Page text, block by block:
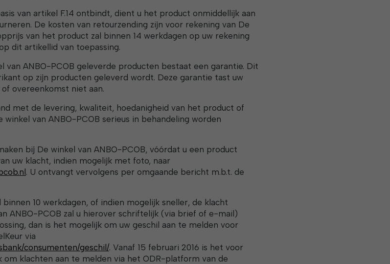
van artikel F.14 ontbindt, dient u het product onmiddellijk aan
De kosten van retourzending zijn voor rekening van De
van het product zal binnen 14 werkdagen op uw rekening
dit artikellid van toepassing.
van ANBO-PCOB geleverde producten bestaat een garantie. Dit
op zijn producten geleverd wordt. Deze garantie tast uw
overeenkomst niet aan.
met de levering, kwaliteit, hoedanigheid van het product of
van ANBO-PCOB serieus in behandeling worden
bij De winkel van ANBO-PCOB, vóórdat u een product
uw klacht, indien mogelijk met foto, naar
. U ontvangt vervolgens per omgaande bericht m.b.t. de
binnen 10 werkdagen, of indien mogelijk sneller, de klacht
ANBO-PCOB zal u hierover schriftelijk (via brief of e-mail)
dan is het mogelijk om uw geschil aan te melden voor
via
consumenten/geschil/. Vanaf 15 februari 2016 is het voor
om klachten aan te melden via het ODR-platform van de